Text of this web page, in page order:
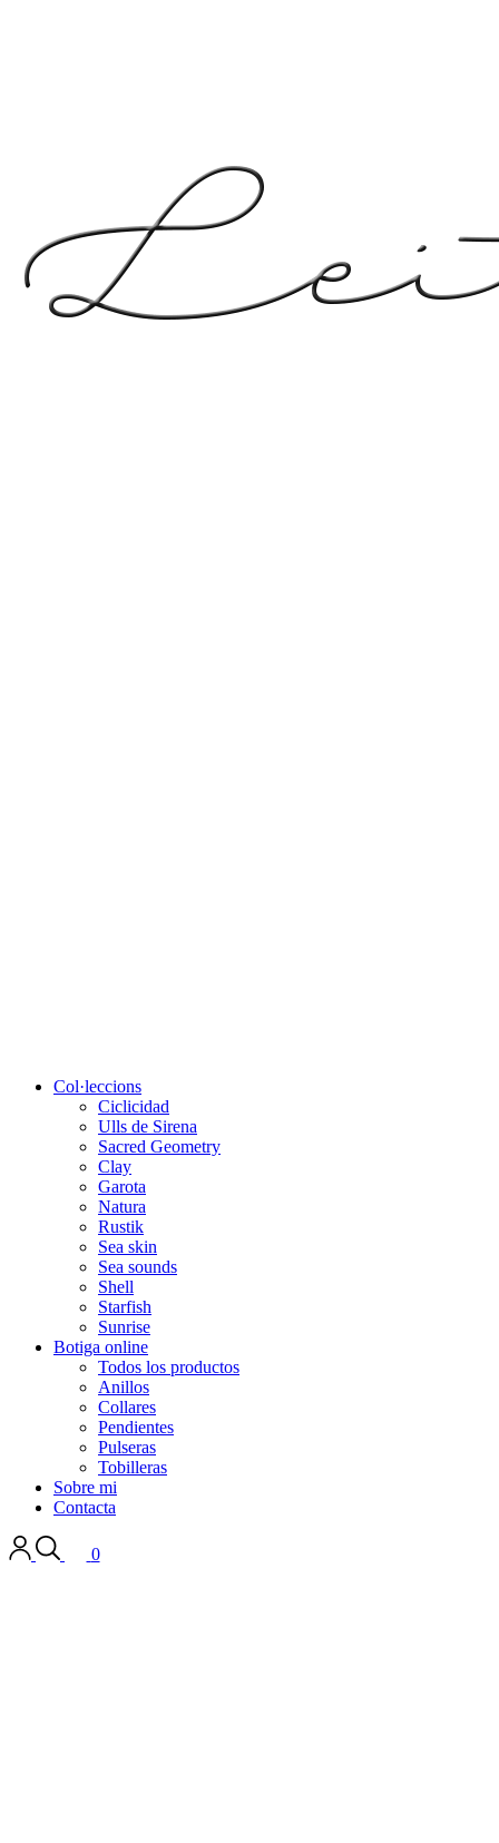
Col·leccions
Ciclicidad
Ulls de Sirena
Sacred Geometry
Clay
Garota
Natura
Rustik
Sea skin
Sea sounds
Shell
Starfish
Sunrise
Botiga online
Todos los productos
Anillos
Collares
Pendientes
Pulseras
Tobilleras
Sobre mi
Contacta
0